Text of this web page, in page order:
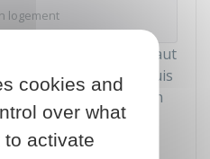
logement
en ligne, il faut
à fournir, puis
complet à Action
cookies and
over what
to activate